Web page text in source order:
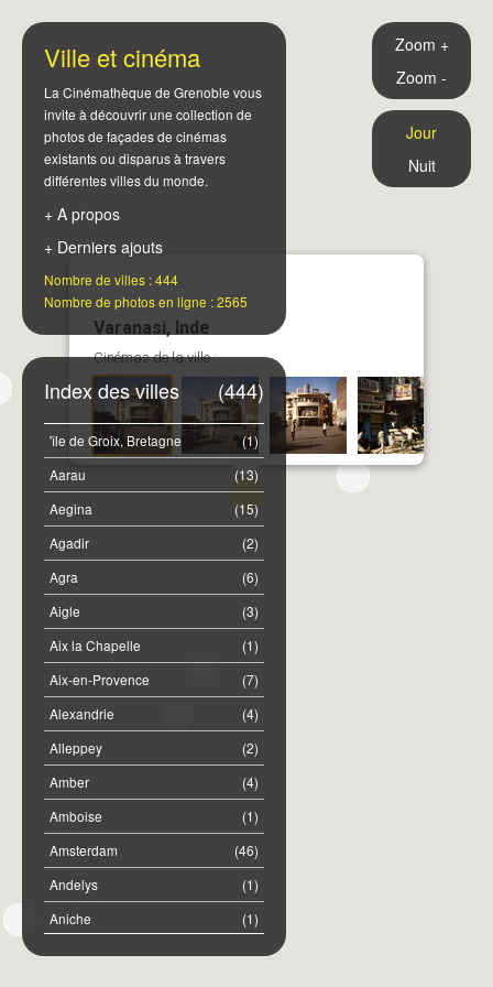
Varanasi, Inde
Cinémas de la ville :
Ville et cinéma
La Cinémathèque de Grenoble vous
invite à découvrir une collection de
photos de façades de cinémas
existants ou disparus à travers
différentes villes du monde.
+ A propos
+ Derniers ajouts
Nombre de villes : 444
Nombre de photos en ligne : 2565
(444)
Index des villes
(1)
'île de Groix, Bretagne
(13)
Aarau
(15)
Aegina
(2)
Agadir
(6)
Agra
(3)
Aigle
(1)
Aix la Chapelle
(7)
Aix-en-Provence
(4)
Alexandrie
(2)
Alleppey
(4)
Amber
(1)
Amboise
(46)
Amsterdam
(1)
Andelys
(1)
Aniche
(2)
Annemasse
Zoom +
Zoom -
Jour
Nuit